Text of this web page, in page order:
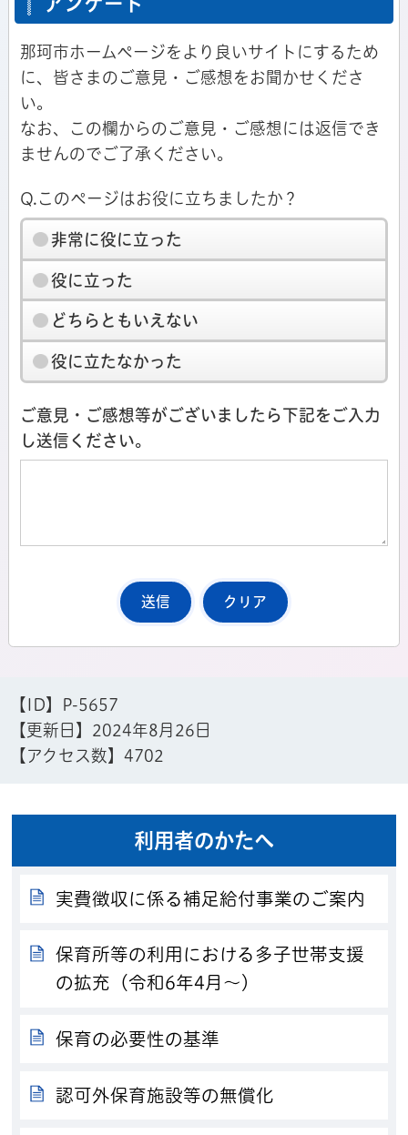
那珂市ホームページをより良いサイトにするため
に、皆さまのご意見・ご感想をお聞かせくださ
い。
なお、この欄からのご意見・ご感想には返信でき
ませんのでご了承ください。
Q.このページはお役に立ちましたか？
非常に役に立った
役に立った
どちらともいえない
役に立たなかった
ご意見・ご感想等がございましたら下記をご入力
し送信ください。
【ID】
P-5657
【更新日】 2024年8月26日
【アクセス数】4702
利用者のかたへ
実費徴収に係る補足給付事業のご案内
保育所等の利用における多子世帯支援
の拡充（令和6年4月～）
保育の必要性の基準
認可外保育施設等の無償化